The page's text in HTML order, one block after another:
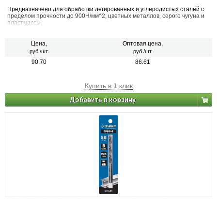
Предназначено для обработки легированных и углеродистых сталей с
пределом прочности до 900Н/мм^2, цветных металлов, серого чугуна и
пластмассы.
Цена,
руб./шт.
Оптовая цена,
руб./шт.
90.70 86.61
Купить в 1 клик
Добавить в корзину